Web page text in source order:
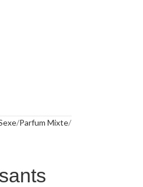
Parfum Mixte